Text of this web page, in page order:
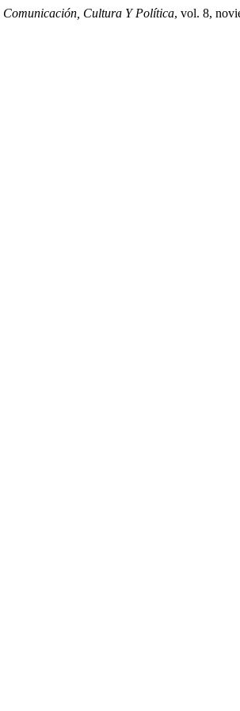
Comunicación, Cultura Y Política, vol. 8,